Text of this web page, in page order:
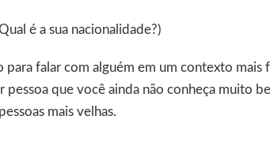
é a sua nacionalidade?)
para falar com alguém em um contexto
pessoa que você ainda não conheça muito
mais velhas.